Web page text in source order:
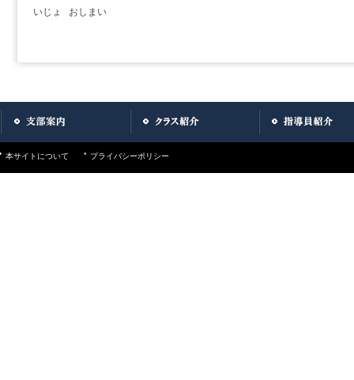
いじょ おしまい
本サイトについて プライバシーポリシー